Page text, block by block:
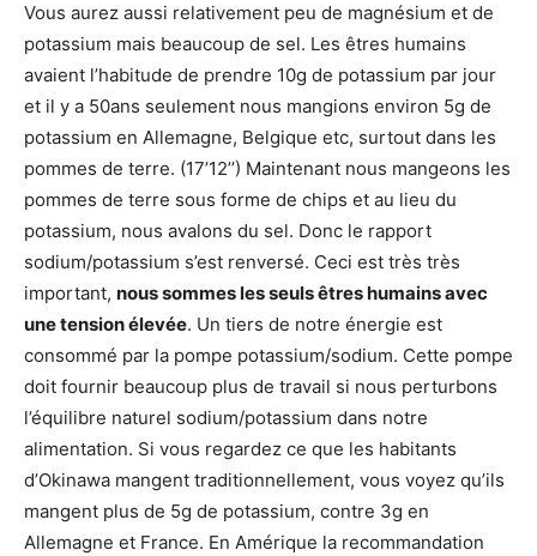
Vous aurez aussi relativement peu de magnésium et de
potassium mais beaucoup de sel. Les êtres humains
avaient l’habitude de prendre 10g de potassium par jour
et il y a 50ans seulement nous mangions environ 5g de
potassium en Allemagne, Belgique etc, surtout dans les
pommes de terre. (17’12’’) Maintenant nous mangeons les
pommes de terre sous forme de chips et au lieu du
potassium, nous avalons du sel. Donc le rapport
sodium/potassium s’est renversé. Ceci est très très
important, nous sommes les seuls êtres humains avec
une tension élevée. Un tiers de notre énergie est
consommé par la pompe potassium/sodium. Cette pompe
doit fournir beaucoup plus de travail si nous perturbons
l’équilibre naturel sodium/potassium dans notre
alimentation. Si vous regardez ce que les habitants
d’Okinawa mangent traditionnellement, vous voyez qu’ils
mangent plus de 5g de potassium, contre 3g en
Allemagne et France. En Amérique la recommandation